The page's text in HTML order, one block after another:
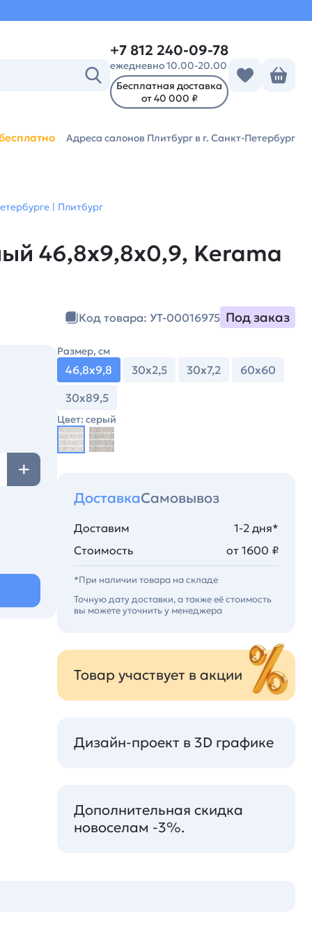
+7 812 240-09-78
ежедневно 10.00-20.00
Бесплатная доставка
от 40 000 ₽
Адреса салонов Плитбург в г. Санкт-Петербург
| Плитбург
46,8x9,8x0,9, Kerama
Код товара: УТ-00016975 Под заказ
Размер, см
46,8х9,8 30х2,5 30х7,2
60х60
30х89,5
Цвет: серый
ДоставкаСамовывоз
Доставим
1-2 дня*
Стоимость
от 1600 ₽
*При наличии товара на складе
Точную дату доставки, а также её стоимость
вы можете уточнить у менеджера
Товар участвует в акции
Дизайн-проект в 3D графике
Дополнительная скидка
новоселам -3%.